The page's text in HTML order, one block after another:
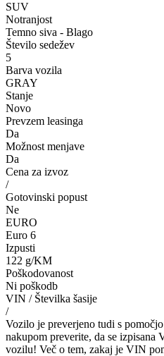
SUV
Notranjost
Temno siva - Blago
Število sedežev
5
Barva vozila
GRAY
Stanje
Novo
Prevzem leasinga
Da
Možnost menjave
Da
Cena za izvoz
/
Gotovinski popust
Ne
EURO
Euro 6
Izpusti
122 g/KM
Poškodovanost
Ni poškodb
VIN / Številka šasije
/
Vozilo je preverjeno tudi s
nakupom preverite, da se izpisana
vozilu! Več o tem, zakaj je VIN